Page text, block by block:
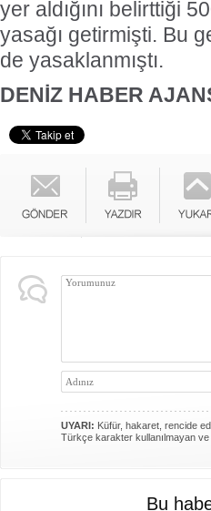
yer aldığını belirttiği
yasağı getirmişti. Bu
de yasaklanmıştı.
DENİZ HABER
UYARI: Küfür, hakaret, rencide
Türkçe karakter kullanılmayan
Bu